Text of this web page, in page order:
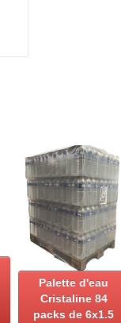
Palette d'eau
Cristaline 84
packs de 6x1.5